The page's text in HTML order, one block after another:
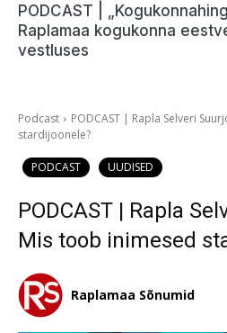
PODCAST |
Raplamaa kogukonna
vestluses